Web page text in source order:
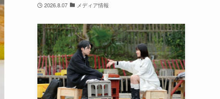
2026.8.07 メディア情報